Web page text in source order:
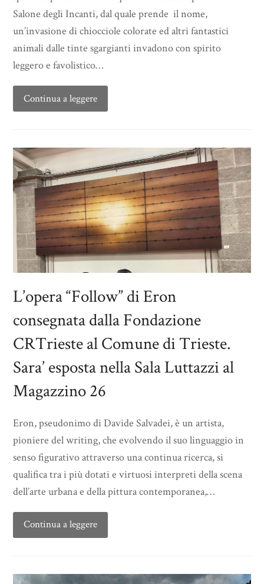
Salone degli Incanti, dal quale prende il nome,
un’invasione di chiocciole colorate ed altri fantastici
animali dalle tinte sgargianti invadono con spirito
leggero e favolistico…
Continua a leggere
L’opera “Follow” di Eron
consegnata dalla Fondazione
CRTrieste al Comune di Trieste.
Sara’ esposta nella Sala Luttazzi al
Magazzino 26
Eron, pseudonimo di Davide Salvadei, è un artista,
pioniere del writing, che evolvendo il suo linguaggio in
senso figurativo attraverso una continua ricerca, si
qualifica tra i più dotati e virtuosi interpreti della scena
dell’arte urbana e della pittura contemporanea,…
Continua a leggere